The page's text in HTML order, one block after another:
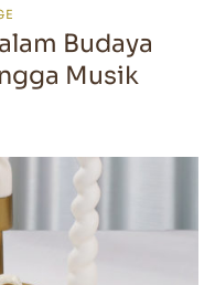
Budaya
Musik